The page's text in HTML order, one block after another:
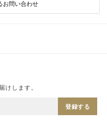
お問い合わせ
けします。
登録する